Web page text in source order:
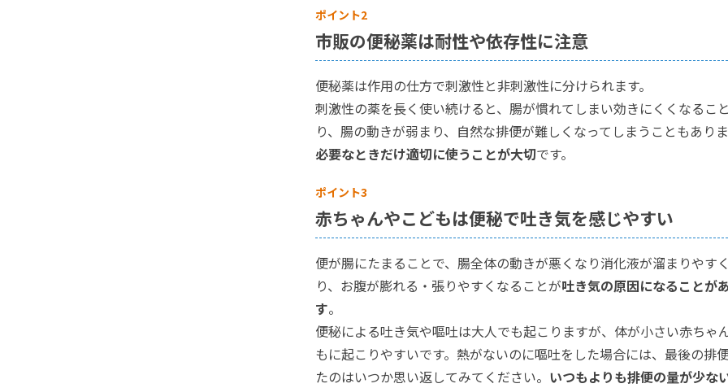
ポイント2
市販の便秘薬は耐性や依存性に注意
便秘薬は作用の仕方で刺激性と非刺激性に分けられます。
刺激性の薬を長く使い続けると、腸が慣れてしまい効きにくくなるこ
り、腸の動きが弱まり、自然な排便が難しくなってしまうこともありま
必要なときだけ適切に使うことが大切です。
ポイント3
赤ちゃんやこどもは便秘で吐き気を感じやすい
便が腸にたまることで、腸全体の動きが悪くなり消化液が溜まりやす
り、お腹が膨れる・張りやすくなることが吐き気の原因になることが
す。
便秘による吐き気や嘔吐は大人でも起こりますが、体が小さい赤ちゃ
もに起こりやすいです。熱がないのに嘔吐をした場合には、最後の排
たのはいつか思い返してみてください。 いつもよりも排便の量が少な